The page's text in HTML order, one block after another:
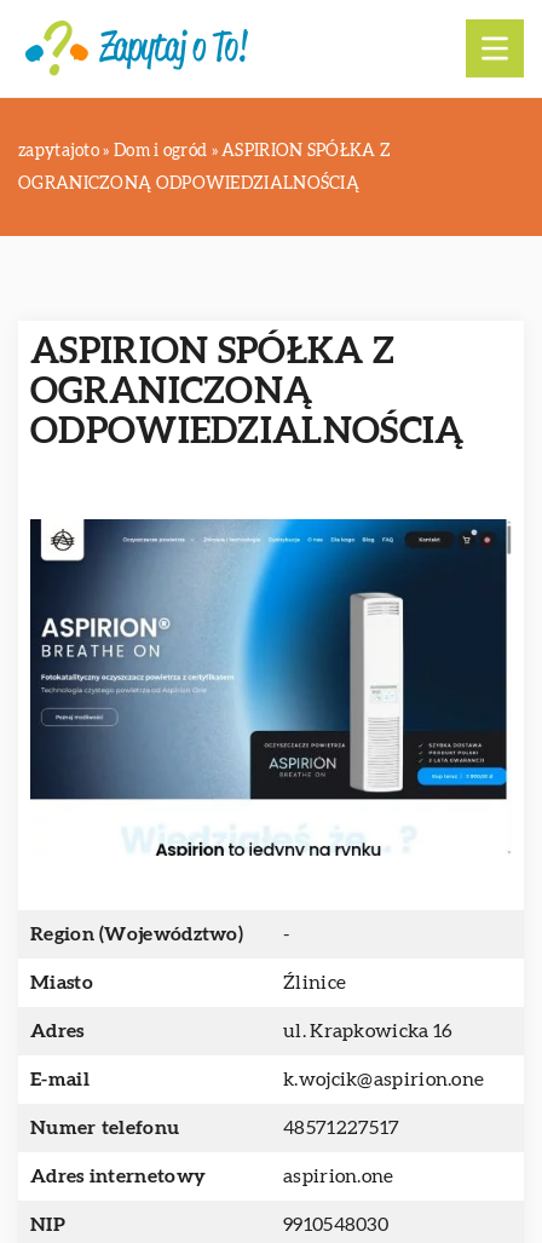
zapytajoto » Dom i ogród »ASPIRION SPÓŁKA Z
OGRANICZONĄ ODPOWIEDZIALNOŚCIĄ
ASPIRION SPÓŁKA Z
OGRANICZONĄ
ODPOWIEDZIALNOŚCIĄ
Region (Województwo) -
Miasto Źlinice
Adres ul. Krapkowicka 16
E-mail k.wojcik@aspirion.one
Numer telefonu 48571227517
Adres internetowy aspirion.one
NIP 9910548030